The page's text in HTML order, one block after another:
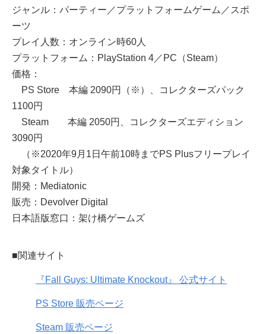
ジャンル：パーティー／プラットフォームゲーム／スポ
ーツ
プレイ人数：オンライン時60人
プラットフォーム：PlayStation 4／PC（Steam）
価格：
PS Store 本編 2090円（※）、コレクターズパック
1100円
Steam 本編 2050円、コレクターズエディション
3090円
（※2020年9月1日午前10時までPS Plusフリープレイ
対象タイトル）
開発：Mediatonic
販売：Devolver Digital
日本語版窓口：架け橋ゲームズ
■関連サイト
『Fall Guys: Ultimate Knockout』 公式サイト
PS Store 販売ページ
Steam 販売ページ